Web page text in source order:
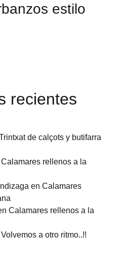
estilo
recientes
de calçots y butifarra
Calamares rellenos a la
en Calamares
Calamares rellenos a la
Volvemos a otro ritmo..!!